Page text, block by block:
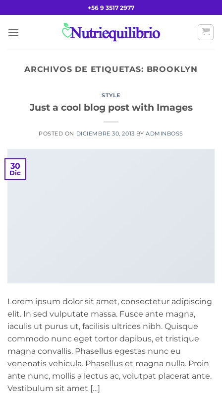
al
contenido
+56 9 3517 2977
ARCHIVOS DE ETIQUETAS: BROOKLYN
STYLE
Just a cool blog post with Images
POSTED ON DICIEMBRE 30, 2013 BY ADMINBOSS
30
Dic
Lorem ipsum dolor sit amet, consectetur adipiscing
elit. In sed vulputate massa. Fusce ante magna,
iaculis ut purus ut, facilisis ultrices nibh. Quisque
commodo nunc eget tortor dapibus, et tristique
magna convallis. Phasellus egestas nunc eu
venenatis vehicula. Phasellus et magna nulla. Proin
ante nunc, mollis a lectus ac, volutpat placerat ante.
Vestibulum sit amet […]